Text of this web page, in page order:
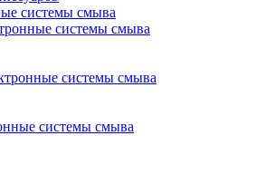
системы смыва
системы смыва
системы смыва
системы смыва